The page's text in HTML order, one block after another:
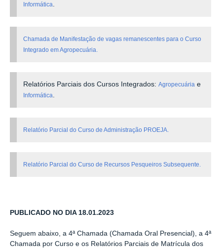
Informática.
Chamada de Manifestação de vagas remanescentes para o Curso
Integrado em Agropecuária.
Relatórios Parciais dos Cursos Integrados:Agropecuária e
Informática.
Relatório Parcial do Curso de Administração PROEJA.
Relatório Parcial do Curso de Recursos Pesqueiros Subsequente.
PUBLICADO NO DIA 18.01.2023
Seguem abaixo, a 4ª Chamada (Chamada Oral Presencial), a 4ª
Chamada por Curso e os Relatórios Parciais de Matrícula dos